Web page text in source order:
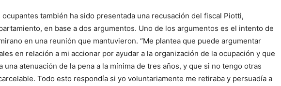
también ha sido presentada una recusación del fiscal Piotti,
en base a dos argumentos. Uno de los argumentos es el intento de
en una reunión que mantuvieron. “Me plantea que puede argumentar
en relación a mi accionar por ayudar a la organización de la ocupación y que
una atenuación de la pena a la mínima de tres años, y que si no tengo otras
Todo esto respondía si yo voluntariamente me retiraba y persuadía a